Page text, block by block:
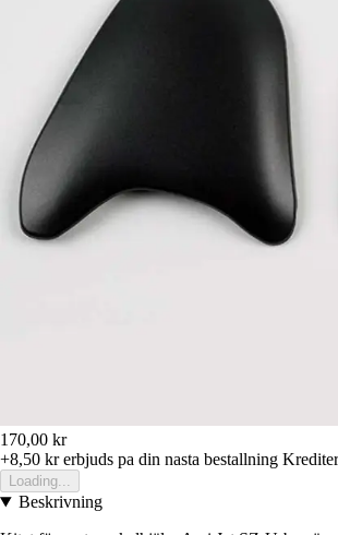
170,00 kr
+8,50 krerbjuds pa din nasta bestallning
Loading...
Beskrivning